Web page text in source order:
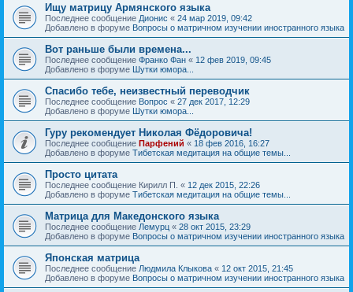
Ищу матрицу Армянского языка
Последнее сообщение Дионис « 24 мар 2019, 09:42
Добавлено в форуме Вопросы о матричном изучении иностранного языка
Вот раньше были времена...
Последнее сообщение Франко Фан « 12 фев 2019, 09:45
Добавлено в форуме Шутки юмора...
Спасибо тебе, неизвестный переводчик
Последнее сообщение Вопрос « 27 дек 2017, 12:29
Добавлено в форуме Шутки юмора...
Гуру рекомендует Николая Фёдоровича!
Последнее сообщение Парфений « 18 фев 2016, 16:27
Добавлено в форуме Тибетская медитация на общие темы...
Просто цитата
Последнее сообщение Кирилл П. « 12 дек 2015, 22:26
Добавлено в форуме Тибетская медитация на общие темы...
Матрица для Македонского языка
Последнее сообщение Лемурц « 28 окт 2015, 23:29
Добавлено в форуме Вопросы о матричном изучении иностранного языка
Японская матрица
Последнее сообщение Людмила Клыкова « 12 окт 2015, 21:45
Добавлено в форуме Вопросы о матричном изучении иностранного языка